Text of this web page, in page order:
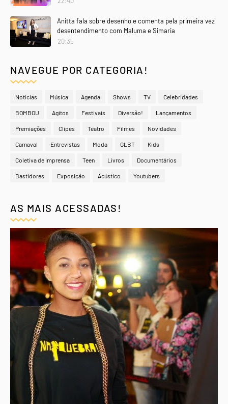
Anitta fala sobre desenho e comenta pela primeira vez
desentendimento com Maluma e Simaria
20:35
NAVEGUE POR CATEGORIA!
Notícias Música Agenda Shows TV Celebridades
BOMBOU Agitos Festivais Diversão! Lançamentos
Premiações Clipes Teatro Filmes Novidades
Carnaval Entrevistas Moda GLBT Kids
Coletiva de Imprensa Teen Livros Documentários
Bastidores Exposição Acústico Youtubers
AS MAIS ACESSADAS!